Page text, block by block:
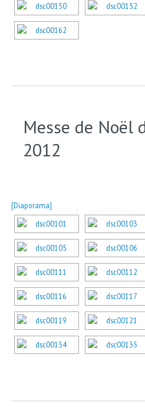
Messe de Noël
2012
[Diaporama]